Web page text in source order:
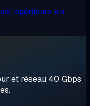
ingénieurs, en
et réseau 40 Gbps